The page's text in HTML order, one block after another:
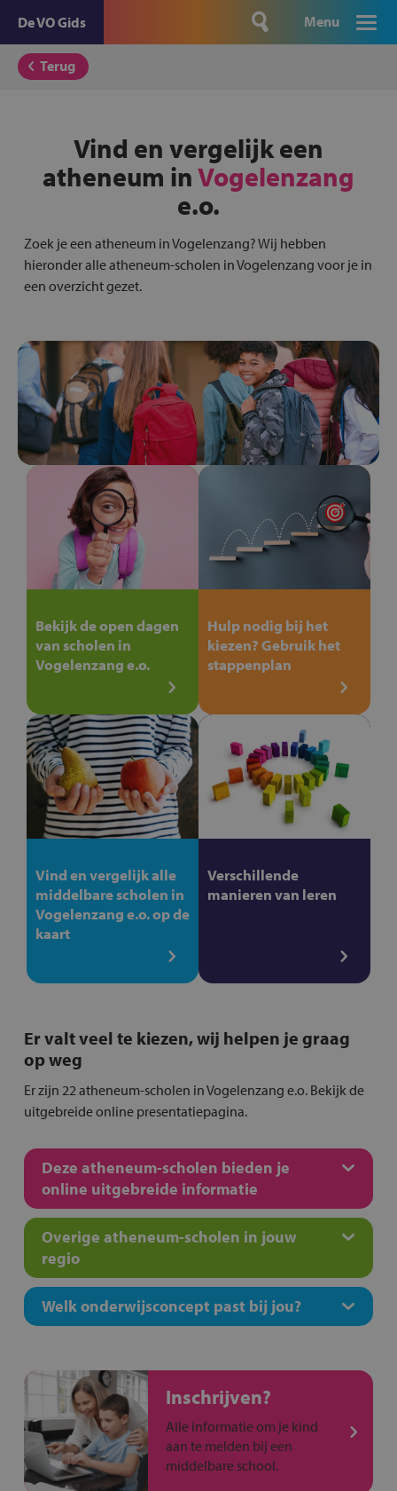
De VO Gids Menu
Terug
Vind en vergelijk een
atheneum inVogelenzang
e.o.
Zoek je een atheneum in Vogelenzang? Wij hebben
hieronder alle atheneum-scholen in Vogelenzang voor je in
een overzicht gezet.
Bekijk de open dagen
van scholen in
Vogelenzang e.o.
Hulp nodig bij het
kiezen? Gebruik het
stappenplan
Vind en vergelijk alle
middelbare scholen in
Vogelenzang e.o. op de
kaart
Verschillende
manieren van leren
Er valt veel te kiezen, wij helpen je graag
op weg
Er zijn 22 atheneum-scholen in Vogelenzang e.o. Bekijk de
uitgebreide online presentatiepagina.
Deze atheneum-scholen bieden je
online uitgebreide informatie
Overige atheneum-scholen in jouw
regio
Welk onderwijsconcept past bij jou?
Inschrijven?
Alle informatie om je kind
aan te melden bij een
middelbare school.